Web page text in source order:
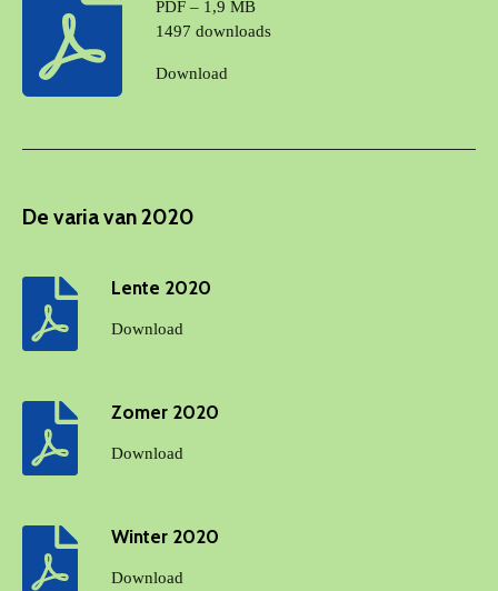
PDF – 1,9 MB
1497 downloads
Download
De varia van 2020
Lente 2020
Download
Zomer 2020
Download
Winter 2020
Download